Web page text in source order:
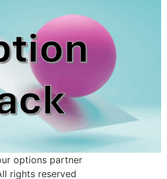
options partner
rights reserved